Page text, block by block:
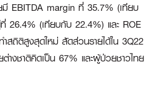
มี EBITDA margin ที่ 35.7% (เทียบ
26.4% (เทียบกับ 22.4%) และ ROE
ถิติสูงสุดใหม่ สัดส่วนรายได้ใน 3Q22
งชาติคิดเป็น 67% และผู้ป่วยชาวไทย